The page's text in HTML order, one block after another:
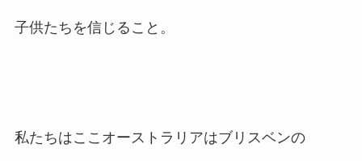
子供たちを信じること。
私たちはここオーストラリアはブリスベンの